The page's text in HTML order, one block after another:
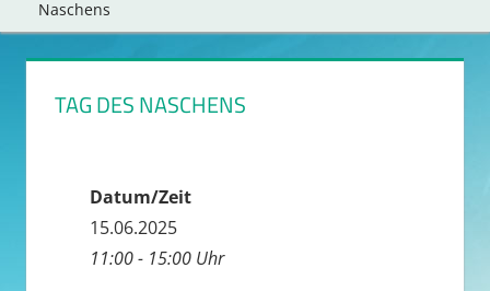
Naschens
TAG DES NASCHENS
Datum/Zeit
15.06.2025
11:00 - 15:00 Uhr